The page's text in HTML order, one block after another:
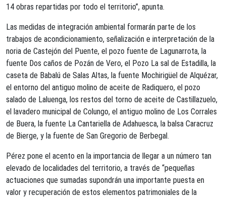
14 obras repartidas por todo el territorio”, apunta.
Las medidas de integración ambiental formarán parte de los
trabajos de acondicionamiento, señalización e interpretación de la
noria de Castejón del Puente, el pozo fuente de Lagunarrota, la
fuente Dos caños de Pozán de Vero, el Pozo La sal de Estadilla, la
caseta de Babalú de Salas Altas, la fuente Mochirigüel de Alquézar,
el entorno del antiguo molino de aceite de Radiquero, el pozo
salado de Laluenga, los restos del torno de aceite de Castillazuelo,
el lavadero municipal de Colungo, el antiguo molino de Los Corrales
de Buera, la fuente La Cantariella de Adahuesca, la balsa Caracruz
de Bierge, y la fuente de San Gregorio de Berbegal.
Pérez pone el acento en la importancia de llegar a un número tan
elevado de localidades del territorio, a través de “pequeñas
actuaciones que sumadas supondrán una importante puesta en
valor y recuperación de estos elementos patrimoniales de la